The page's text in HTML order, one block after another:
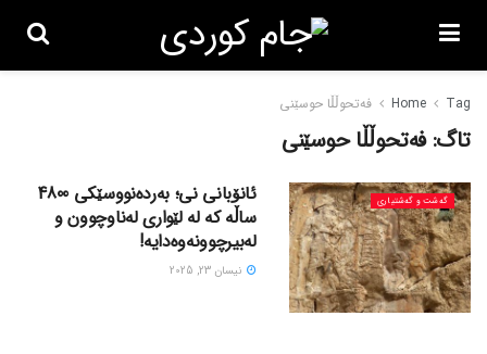
Home Tag فەتحوڵڵا حوسێنی
تاگ:فەتحوڵڵا حوسێنی
گه‌شت و گه‌شتیاری
ئانۆبانی نی؛ بەردەنووسێکی 4800
ساڵە کە لە لێواری لەناوچوون و
لەبیرچوونەوەدایە!
نیسان 23, 2025